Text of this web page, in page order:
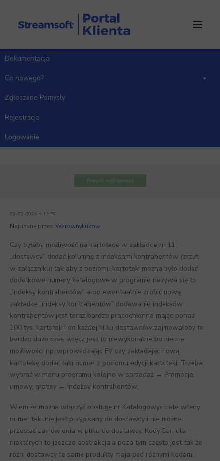
Dokumentacja
Co nowego?
Zgłoszone Pomysły
Rejestracja
Logowanie
Pomysł zrealizowany
03-02-2024 o 10:58
Napisane przez: WarownyLukow
Czy byłaby możliwość na kartotece w zakładce nr 11
„dostawcy” dodać kolumnę z indeksami kontrahentów (zrzut
w załączniku) tak aby z poziomu kartoteki można było dodać
dodatkowe numery katalogowe w programie nazywa się to
„indeksy kontrahentów” albo ewentualnie zrobić nową
zakładkę „indeksy kontrahentów” dodawanie indeksów
kontrahentów jest teraz bardzo pracochłonne mając ponad
100 tys. kartotek i do każdej kilku dostawców zajmowałoby to
bardzo dużo czas wręcz jest to niewykonalne bo nie ma
możliwości np. wprowadzając FV czy zakładając nową
kartotekę dodać taki numer z poziomu edycji kartoteki. Trzeba
wybrać w menu programu kolejno w sprzedaż → Promocje,
umowy, gratisy → indeksy kontrahentów.
Wiem że można włączyć obsługę nr Katalogowych ale wtedy
numer taki nie jest przypisany do dostawcy i nie można
przesłać zamówienia w pliku do dostawcy. Kody Ean dla
niektórych to jeszcze abstrakcja a poza tym często jest tak że
różni dostawcy te same produkty maja pod różnymi kodami.